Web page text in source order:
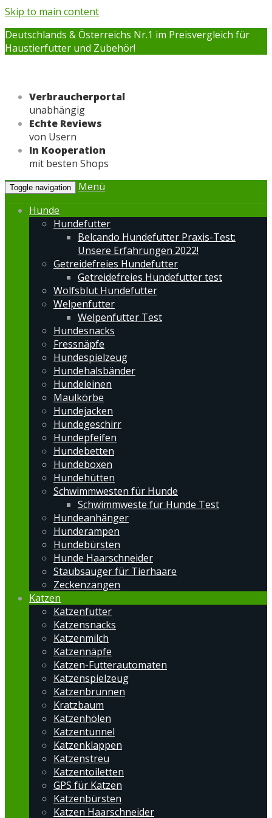
Skip to main content
Deutschlands & Österreichs Nr.1 im Preisvergleich für
Haustierfutter und Zubehör!
Verbraucherportal
unabhängig
Echte Reviews
von Usern
In Kooperation
mit besten Shops
Toggle navigation
Menü
Hunde
Hundefutter
Belcando Hundefutter Praxis-Test:
Unsere Erfahrungen 2022!
Getreidefreies Hundefutter
Getreidefreies Hundefutter test
Wolfsblut Hundefutter
Welpenfutter
Welpenfutter Test
Hundesnacks
Fressnäpfe
Hundespielzeug
Hundehalsbänder
Hundeleinen
Maulkörbe
Hundejacken
Hundegeschirr
Hundepfeifen
Hundebetten
Hundeboxen
Hundehütten
Schwimmwesten für Hunde
Schwimmweste für Hunde Test
Hundeanhänger
Hunderampen
Hundebürsten
Hunde Haarschneider
Staubsauger für Tierhaare
Zeckenzangen
Katzen
Katzenfutter
Katzensnacks
Katzenmilch
Katzennäpfe
Katzen-Futterautomaten
Katzenspielzeug
Katzenbrunnen
Kratzbaum
Katzenhölen
Katzentunnel
Katzenklappen
Katzenstreu
Katzentoiletten
GPS für Katzen
Katzenbürsten
Katzen Haarschneider